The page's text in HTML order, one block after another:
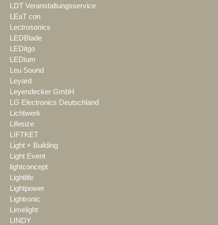
LDT Veranstaltungsservice
LEaT con
Lectrosonics
LEDBlade
LEDitgo
LEDium
Leu Sound
Leyard
Leyendecker GmbH
LG Electronics Deutschland
Lichtwerk
Lifesize
LIFTKET
Light + Building
Light Event
lightconcept
Lightlife
Lightpower
Lightronic
Limelight
LINDY